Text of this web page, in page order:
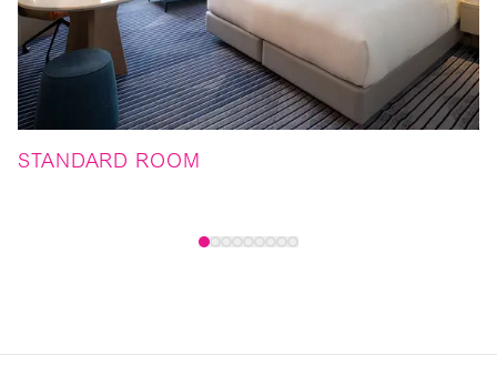
STANDARD ROOM